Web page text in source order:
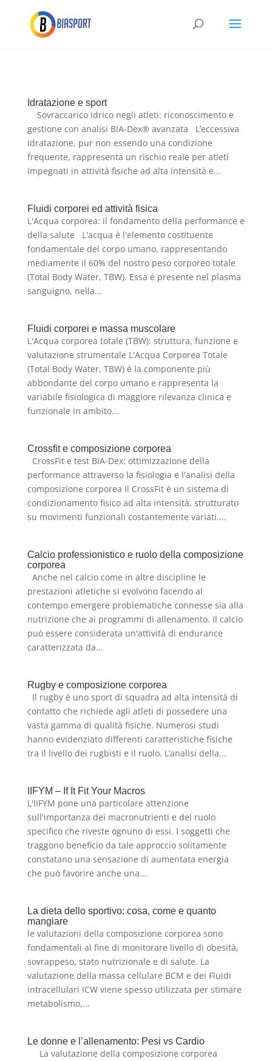
Idratazione e sport
Sovraccarico idrico negli atleti: riconoscimento e
gestione con analisi BIA-Dex® avanzata L’eccessiva
idratazione, pur non essendo una condizione
frequente, rappresenta un rischio reale per atleti
impegnati in attività fisiche ad alta intensità e...
Fluidi corporei ed attività fisica
L'Acqua corporea: il fondamento della performance e
della salute L'acqua è l'elemento costituente
fondamentale del corpo umano, rappresentando
mediamente il 60% del nostro peso corporeo totale
(Total Body Water, TBW). Essa è presente nel plasma
sanguigno, nella...
Fluidi corporei e massa muscolare
L'Acqua corporea totale (TBW): struttura, funzione e
valutazione strumentale L'Acqua Corporea Totale
(Total Body Water, TBW) è la componente più
abbondante del corpo umano e rappresenta la
variabile fisiologica di maggiore rilevanza clinica e
funzionale in ambito...
Crossfit e composizione corporea
CrossFit e test BIA-Dex: ottimizzazione della
performance attraverso la fisiologia e l'analisi della
composizione corporea Il CrossFit è un sistema di
condizionamento fisico ad alta intensità, strutturato
su movimenti funzionali costantemente variati....
Calcio professionistico e ruolo della composizione
corporea
Anche nel calcio come in altre discipline le
prestazioni atletiche si evolvono facendo al
contempo emergere problematiche connesse sia alla
nutrizione che ai programmi di allenamento. Il calcio
può essere considerata un'attività di endurance
caratterizzata da...
Rugby e composizione corporea
Il rugby è uno sport di squadra ad alta intensità di
contatto che richiede agli atleti di possedere una
vasta gamma di qualità fisiche. Numerosi studi
hanno evidenziato differenti caratteristiche fisiche
tra il livello dei rugbisti e il ruolo. L’analisi della...
IIFYM – If It Fit Your Macros
L'IIFYM pone una particolare attenzione
sull'importanza dei macronutrienti e del ruolo
specifico che riveste ognuno di essi. I soggetti che
traggono beneficio da tale approccio solitamente
constatano una sensazione di aumentata energia
che può favorire anche una...
La dieta dello sportivo: cosa, come e quanto
mangiare
le valutazioni della composizione corporea sono
fondamentali al fine di monitorare livello di obesità,
sovrappeso, stato nutrizionale e di salute. La
valutazione della massa cellulare BCM e dei Fluidi
intracellulari ICW viene spesso utilizzata per stimare
metabolismo,...
Le donne e l’allenamento: Pesi vs Cardio
La valutazione della composizione corporea